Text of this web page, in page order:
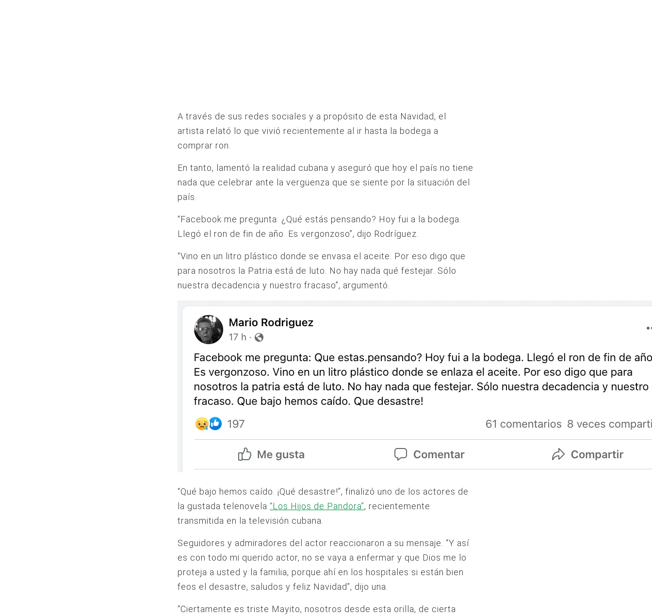
A través de sus redes sociales y a propósito de esta Navidad, el
artista relató lo que vivió recientemente al ir hasta la bodega a
comprar ron.
En tanto, lamentó la realidad cubana y aseguró que hoy el país no tiene
nada que celebrar ante la vergüenza que se siente por la situación del
país.
“Facebook me pregunta: ¿Qué estás pensando? Hoy fui a la bodega.
Llegó el ron de fin de año. Es vergonzoso”, dijo Rodríguez.
“Vino en un litro plástico donde se envasa el aceite. Por eso digo que
para nosotros la Patria está de luto. No hay nada qué festejar. Sólo
nuestra decadencia y nuestro fracaso”, argumentó.
“Qué bajo hemos caído. ¡Qué desastre!”, finalizó uno de los actores de
la gustada telenovela “Los Hijos de Pandora”, recientemente
transmitida en la televisión cubana.
Seguidores y admiradores del actor reaccionaron a su mensaje. “Y así
es con todo mi querido actor, no se vaya a enfermar y que Dios me lo
proteja a usted y la familia, porque ahí en los hospitales si están bien
feos el desastre, saludos y feliz Navidad”, dijo una.
“Ciertamente es triste Mayito, nosotros desde esta orilla, de cierta